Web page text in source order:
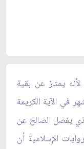
يمتاز عن بقية
في الآية الكريمة
يفصل الصالح عن
الإِسلامية أن